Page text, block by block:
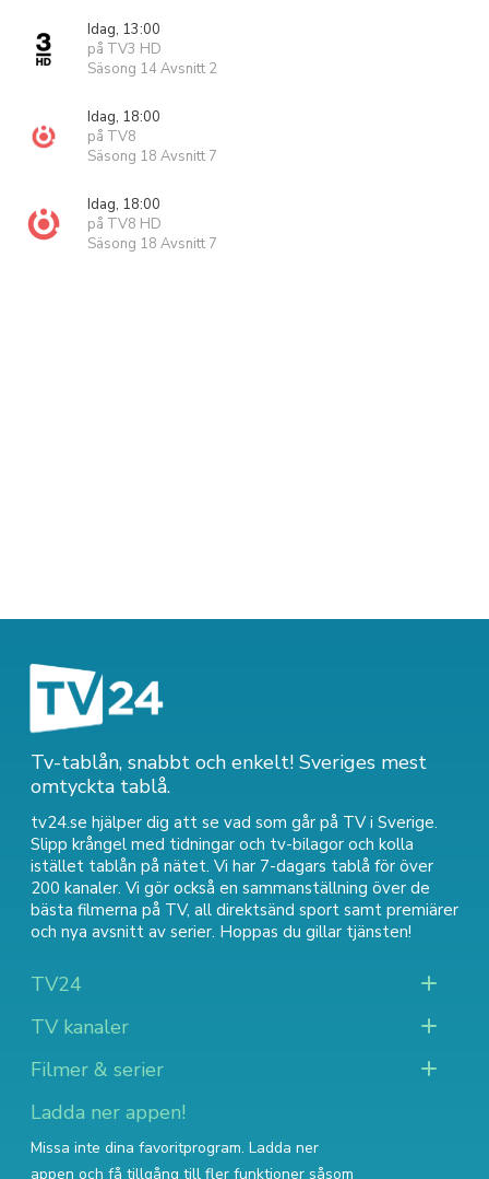
Idag, 13:00
på TV3 HD
Säsong 14 Avsnitt 2
Idag, 18:00
på TV8
Säsong 18 Avsnitt 7
Idag, 18:00
på TV8 HD
Säsong 18 Avsnitt 7
Tv-tablån, snabbt och enkelt! Sveriges mest
omtyckta tablå.
tv24.se hjälper dig att se vad som går på TV i Sverige.
Slipp krångel med tidningar och tv-bilagor och kolla
istället tablån på nätet. Vi har 7-dagars tablå för över
200 kanaler. Vi gör också en sammanställning över de
bästa filmerna på TV, all direktsänd sport samt premiärer
och nya avsnitt av serier. Hoppas du gillar tjänsten!
TV24
TV kanaler
Filmer & serier
Ladda ner appen!
Missa inte dina favoritprogram. Ladda ner
appen och få tillgång till fler funktioner såsom